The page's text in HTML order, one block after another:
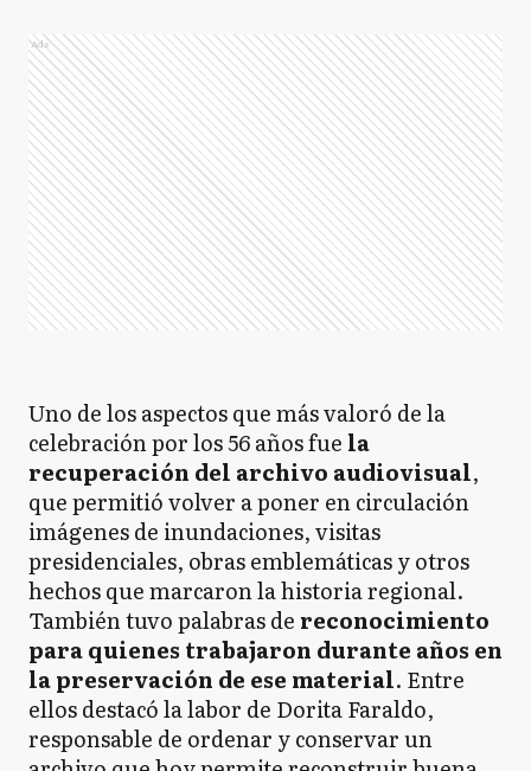
Ads
Uno de los aspectos que más valoró de la
celebración por los 56 años fue la
recuperación del archivo audiovisual,
que permitió volver a poner en circulación
imágenes de inundaciones, visitas
presidenciales, obras emblemáticas y otros
hechos que marcaron la historia regional.
También tuvo palabras de reconocimiento
para quienes trabajaron durante años en
la preservación de ese material. Entre
ellos destacó la labor de Dorita Faraldo,
responsable de ordenar y conservar un